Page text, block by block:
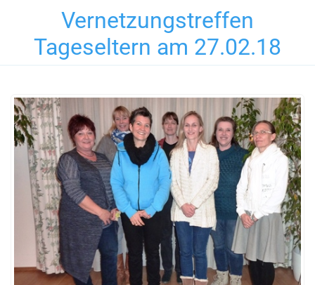
Vernetzungstreffen
Tageseltern am 27.02.18